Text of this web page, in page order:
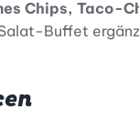
Chips, Taco-
Buffet